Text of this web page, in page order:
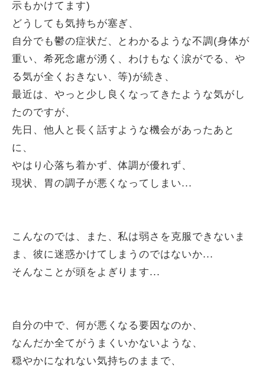
示もかけてます)
どうしても気持ちが塞ぎ、
自分でも鬱の症状だ、とわかるような不調(身体が
重い、希死念慮が湧く、わけもなく涙がでる、や
る気が全くおきない、等)が続き、
最近は、やっと少し良くなってきたような気がし
たのですが、
先日、他人と長く話すような機会があったあと
に、
やはり心落ち着かず、体調が優れず、
現状、胃の調子が悪くなってしまい...
こんなのでは、また、私は弱さを克服できないま
ま、彼に迷惑かけてしまうのではないか...
そんなことが頭をよぎります...
自分の中で、何が悪くなる要因なのか、
なんだか全てがうまくいかないような、
穏やかになれない気持ちのままで、